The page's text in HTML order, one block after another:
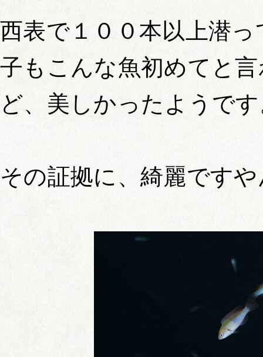
西表で１００本以上潜
子もこんな魚初めてと
ど、美しかったようで
その証拠に、綺麗です